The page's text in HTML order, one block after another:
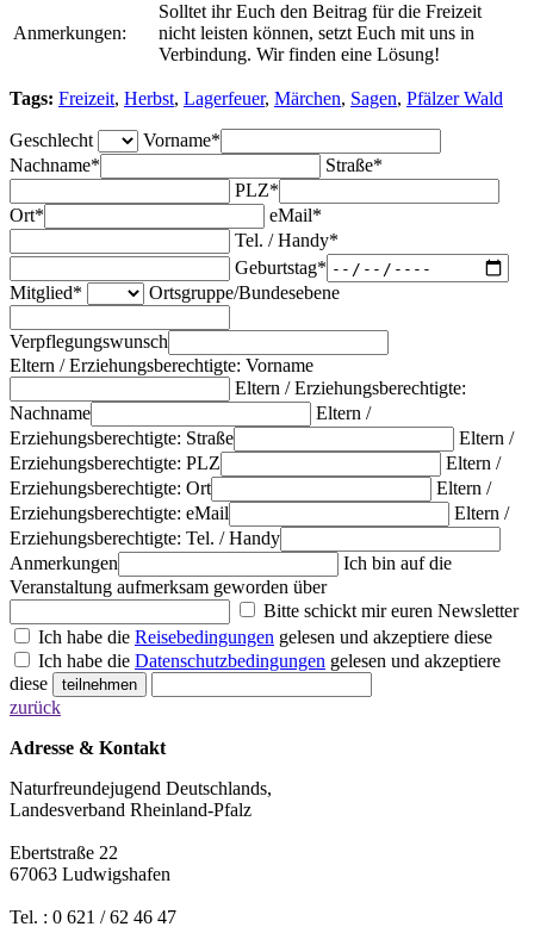
Anmerkungen:
Solltet ihr Euch den Beitrag für die Freizeit
nicht leisten können, setzt Euch mit uns in
Verbindung. Wir finden eine Lösung!
Tags: Freizeit, Herbst, Lagerfeuer, Märchen, Sagen, Pfälzer Wald
Geschlecht
Vorname*
Nachname*
Straße*
PLZ*
Ort*
eMail*
Tel. / Handy*
Geburtstag*
Mitglied*
Ortsgruppe/Bundesebene
Verpflegungswunsch
Eltern / Erziehungsberechtigte: Vorname
Eltern / Erziehungsberechtigte:
Nachname
Eltern /
Erziehungsberechtigte: Straße
Eltern /
Erziehungsberechtigte: PLZ
Eltern /
Erziehungsberechtigte: Ort
Eltern /
Erziehungsberechtigte: eMail
Eltern /
Erziehungsberechtigte: Tel. / Handy
Anmerkungen
Ich bin auf die
Veranstaltung aufmerksam geworden über
Bitte schickt mir euren Newsletter
Ich habe die Reisebedingungen gelesen und akzeptiere diese
Ich habe die Datenschutzbedingungen gelesen und akzeptiere
diese
zurück
Adresse & Kontakt
Naturfreundejugend Deutschlands,
Landesverband Rheinland-Pfalz
Ebertstraße 22
67063 Ludwigshafen
Tel. : 0 621 / 62 46 47